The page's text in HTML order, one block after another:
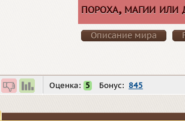
пороха, магии или
Описание мира
Оценка: 5 Бонус: 845